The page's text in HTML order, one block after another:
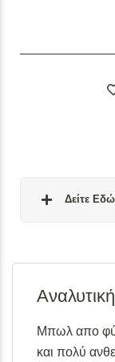
Δείτε
Διαθέσιμο
ημερομηνία
Σε απόθεμα
Μπωλ απο
και πολύ